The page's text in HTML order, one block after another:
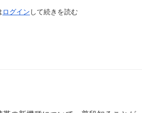
ログイン して続きを読む